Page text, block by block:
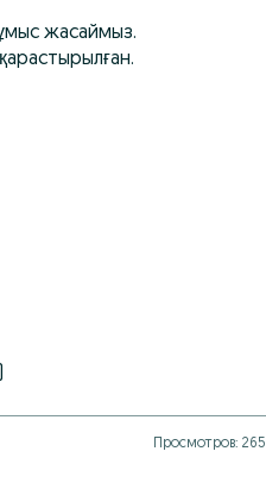
жасаймыз.
Просмотров: 265